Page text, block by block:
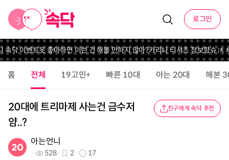
로그인
닥 이벤트옷 좋아하면 이런 건 해볼 만하지 않아?카리나 티셔츠 정보향슈 ㅊㅊ
홈 전체 19고민+ 빠른 10대 아는 20대 해본
20대에 트리마제 사는건 금수저
얌..?
친구에게 속닥 추천
아는언니
528 2 17